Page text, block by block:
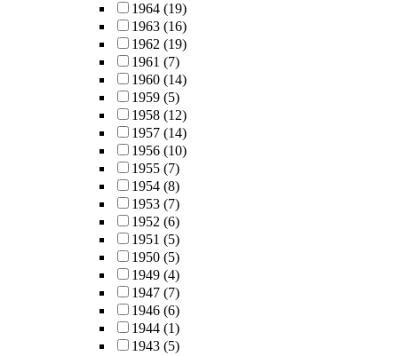
1964 (19)
1963 (16)
1962 (19)
1961 (7)
1960 (14)
1959 (5)
1958 (12)
1957 (14)
1956 (10)
1955 (7)
1954 (8)
1953 (7)
1952 (6)
1951 (5)
1950 (5)
1949 (4)
1947 (7)
1946 (6)
1944 (1)
1943 (5)